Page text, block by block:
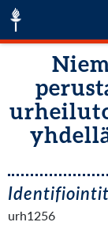
urh1256